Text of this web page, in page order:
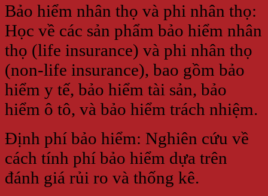
Bảo hiểm nhân thọ và phi nhân thọ:
Học về các sản phẩm bảo hiểm nhân
thọ (life insurance) và phi nhân thọ
(non-life insurance), bao gồm bảo
hiểm y tế, bảo hiểm tài sản, bảo
hiểm ô tô, và bảo hiểm trách nhiệm.
Định phí bảo hiểm: Nghiên cứu về
cách tính phí bảo hiểm dựa trên
đánh giá rủi ro và thống kê.